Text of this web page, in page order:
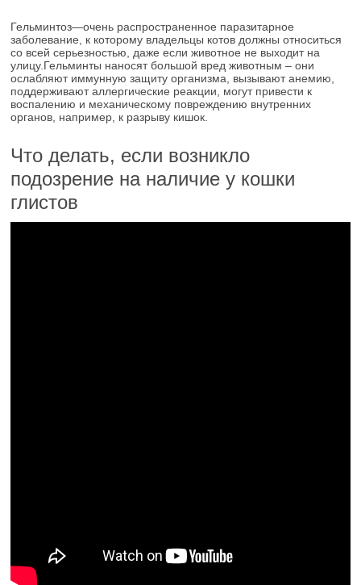
Гельминтоз—очень распространенное паразитарное
заболевание, к которому владельцы котов должны относиться
со всей серьезностью, даже если животное не выходит на
улицу.Гельминты наносят большой вред животным – они
ослабляют иммунную защиту организма, вызывают анемию,
поддерживают аллергические реакции, могут привести к
воспалению и механическому повреждению внутренних
органов, например, к разрыву кишок.
Что делать, если возникло
подозрение на наличие у кошки
глистов